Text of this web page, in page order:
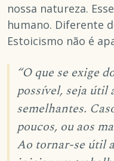
nossa natureza.
humano. Diferente
Estoicismo não é
“O que se exige
possível, seja útil
semelhantes.
poucos, ou aos
Ao tornar-se útil